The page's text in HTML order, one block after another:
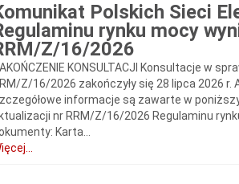
Polskich Sieci
rynku mocy
Z/16/2026
KONSULTACJI Konsultacje w
Z/16/2026 zakończyły się 28 lipca 2026 r.
informacje są zawarte w
nr RRM/Z/16/2026 Regulaminu
Karta...